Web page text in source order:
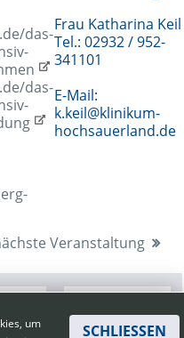
das-
das-
Frau Katharina Keil
Tel.: 02932 / 952-
341101
E-Mail:
k.keil@klinikum-
hochsauerland.de
Veranstaltung
um
SCHLIESSEN